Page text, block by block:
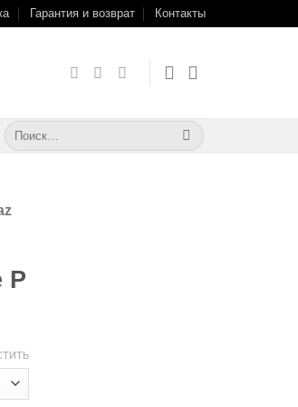
Гарантия и возврат Контакты
Искать:
P